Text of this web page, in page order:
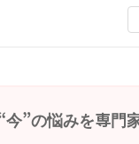
今”の悩みを専門